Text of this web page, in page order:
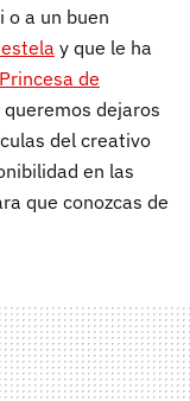
o a un buen
y que le ha
de
dejaros
del creativo
en las
que conozcas de